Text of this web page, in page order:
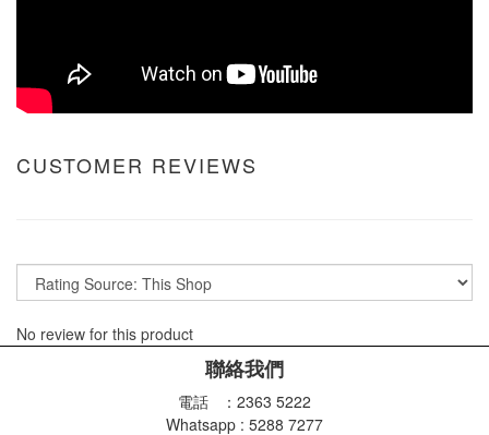
CUSTOMER REVIEWS
No review for this product
聯絡我們
電話 ：2363 5222
Whatsapp : 5288 7277